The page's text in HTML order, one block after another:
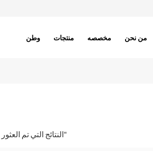
وطن منتجات مخصصه من نحن
1 النتائج التي تم العثور عليها ل "الرياضة جيدة للجري"